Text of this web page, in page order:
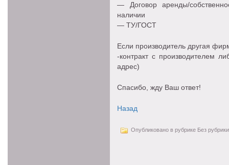
— Договор аренды/
наличии
— ТУ/ГОСТ
Если производитель другая
-контракт с производителем
адрес)
Спасибо, жду Ваш ответ!
Назад
Опубликовано в рубрике Без рубрики